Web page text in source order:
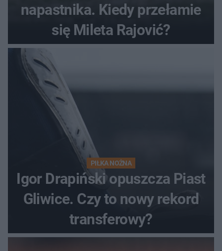
napastnika. Kiedy przełamie
się Mileta Rajović?
PIŁKA NOŻNA
Igor Drapiński opuszcza Piast
Gliwice. Czy to nowy rekord
transferowy?